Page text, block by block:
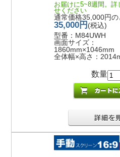
お届けに5~8週間。
せください
通常価格35,000円の
35,000円 (税込)
型番：M84UWH
画面サイズ：
全体幅×高さ：
数量